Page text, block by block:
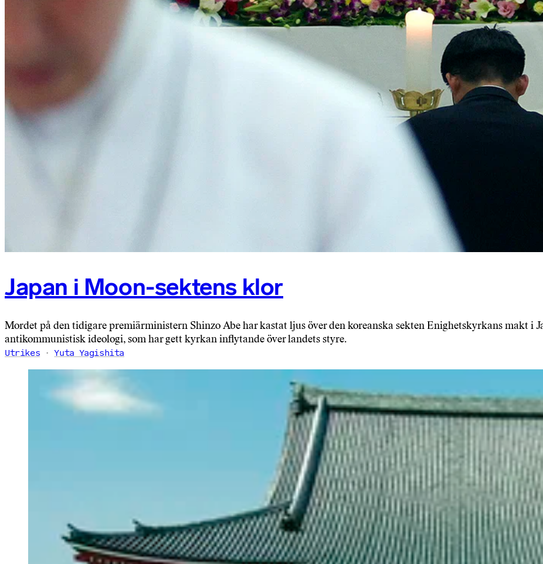
Japan i Moon-sektens klor
Mordet på den tidigare premiärministern Shinzo Abe har kastat ljus över den koreanska sekten Enighetskyrkans makt i
antikommunistisk ideologi, som har gett kyrkan inflytande över landets styre.
Utrikes Yuta Yagishita